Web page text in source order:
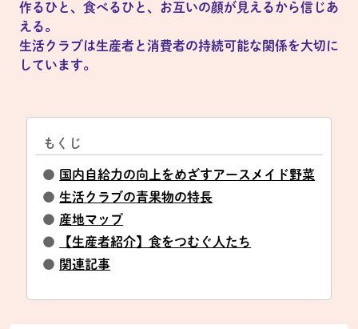
作るひと、食べるひと、お互いの顔が見えるから信じあ
える。
生活クラブは生産者と消費者の持続可能な関係を大切に
しています。
もくじ
● 国内自給力の向上をめざすアースメイド野菜
● 生活クラブの青果物の特長
● 産地マップ
●
【生産者紹介】食をつむぐ人たち
● 関連記事